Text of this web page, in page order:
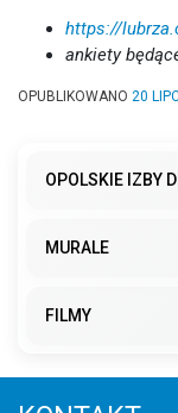
https://
ankiety
OPUBLIKOWANO 20
OPOLSKIE IZBY
MURALE
FILMY